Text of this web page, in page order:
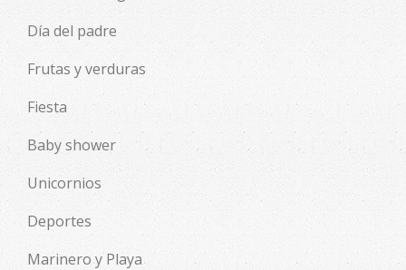
Día del padre
Frutas y verduras
Fiesta
Baby shower
Unicornios
Deportes
Marinero y Playa